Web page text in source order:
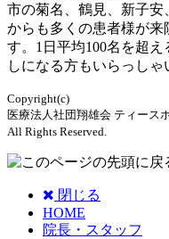
市の菊名、鶴見、新子
からも多くの患者様が
す。1日平均100名を超
しになる方もいらっしゃ
Copyright(c)
医療法人社団翔雄会 ティース
All Rights Reserved.
閉じる
HOME
院長・スタッフ